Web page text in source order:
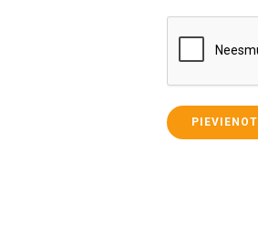
PIEVIENOT